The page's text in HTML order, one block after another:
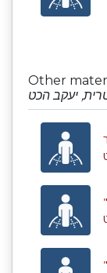
Other
יעקב הכט
"מהפכת הטוויטר" כמיתוס פוליטי, ד"ר יעקב